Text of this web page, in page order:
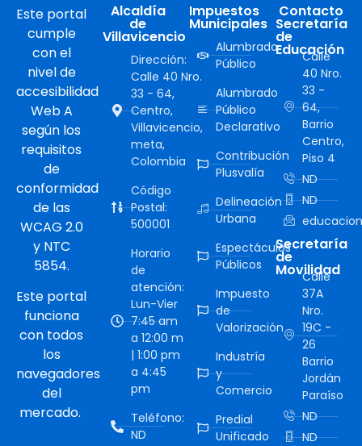
Este portal
cumple
con el
nivel de
accesibilidad
Web A
según los
requisitos
de
conformidad
de las
WCAG 2.0
y NTC
5854.
Este portal
funciona
con todos
los
navegadores
del
mercado.
Alcaldía
de
Villavicencio
Dirección:
Calle 40 Nro.
33 - 64,
Centro,
Villavicencio,
meta,
Colombia
Código
Postal:
500001
Horario
de
atención:
Lun-Vier
7:45 am
a 12:00 m
| 1:00 pm
a 4:45
pm
Teléfono:
ND
Impuestos
Municipales
Alumbrado
Público
Alumbrado
Público
Declarativo
Contribución
Plusvalía
Delineación
Urbana
Espectáculos
Públicos
Impuesto
de
Valorización
Industría
y
Comercio
Predial
Unificado
Contacto
Secretaría
de
Educación
Calle
40 Nro.
33 -
64,
Barrio
Centro,
Piso 4
ND
ND
Secretaría
de
Movilidad
Calle
37A
Nro.
19C -
26
Barrio
Jordán
Paraíso
ND
ND